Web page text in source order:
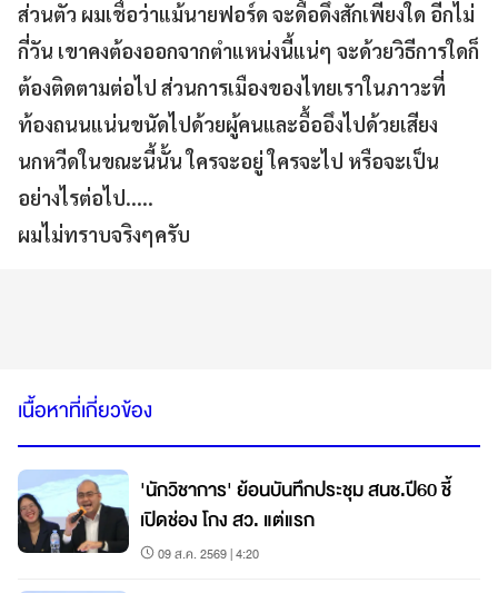
ส่วนตัว ผมเชื่อว่าแม้นายฟอร์ด จะดื้อดึงสักเพียงใด อีกไม่
กี่วัน เขาคงต้องออกจากตำแหน่งนี้แน่ๆ จะด้วยวิธีการใดก็
ต้องติดตามต่อไป ส่วนการเมืองของไทยเราในภาวะที่
ท้องถนนแน่นขนัดไปด้วยผู้คนและอื้ออึงไปด้วยเสียง
นกหวีดในขณะนี้นั้น ใครจะอยู่ ใครจะไป หรือจะเป็น
อย่างไรต่อไป.....
ผมไม่ทราบจริงๆครับ
เนื้อหาที่เกี่ยวข้อง
'นักวิชาการ' ย้อนบันทึกประชุม สนช.ปี60 ชี้
เปิดช่อง โกง สว. แต่แรก
09 ส.ค. 2569 | 4:20